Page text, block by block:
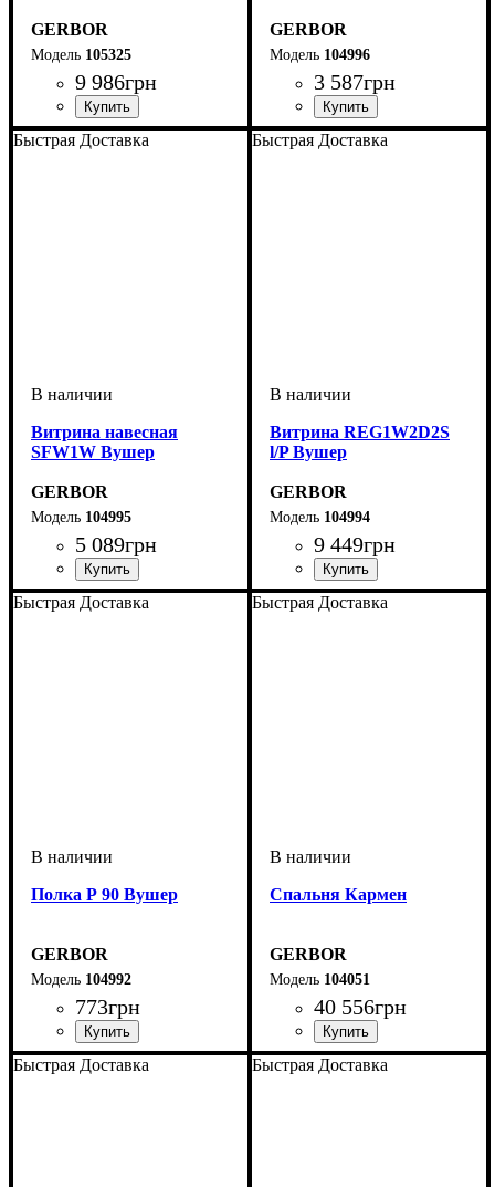
GERBOR
105325
9 986грн
GERBOR
104996
3 587грн
Быстрая Доставка
Витрина навесная
SFW1W Вушер
GERBOR
104995
5 089грн
Быстрая Доставка
Витрина REG1W2D2S
l/P Вушер
GERBOR
104994
9 449грн
Быстрая Доставка
Полка Р 90 Вушер
GERBOR
104992
773грн
Быстрая Доставка
Спальня Кармен
GERBOR
104051
40 556грн
Быстрая Доставка Быстрая Доставка